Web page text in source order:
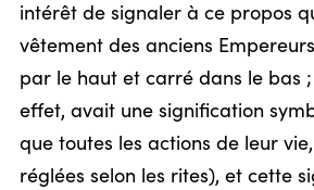
intérêt de signaler à ce propos
vêtement des anciens
par le haut et carré dans le bas
effet, avait une signification
que toutes les actions de leur
réglées selon les rites), et cette